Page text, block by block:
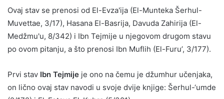
Ovaj stav se prenosi od El-Evza'ija (El-Munteka Šerhul-
Muvettae, 3/17), Hasana El-Basrija, Davuda Zahirija (El-
Medžmu'u, 8/342) i Ibn Tejmije u njegovom drugom stavu
po ovom pitanju, a što prenosi Ibn Muflih (El-Furu’, 3/177).
Prvi stav Ibn Tejmije je ono na čemu je džumhur učenjaka,
on lično ovaj stav navodi u svoje dvije knjige: Šerhul-‘umde